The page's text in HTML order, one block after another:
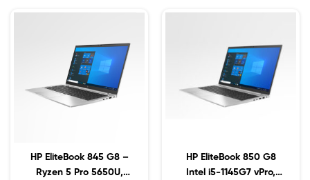
HP EliteBook 845 G8 –
Ryzen 5 Pro 5650U,
HP EliteBook 850 G8
Intel i5-1145G7 vPro,